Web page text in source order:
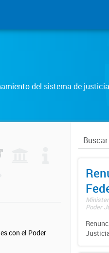
del sistema de
con el Poder
Poder